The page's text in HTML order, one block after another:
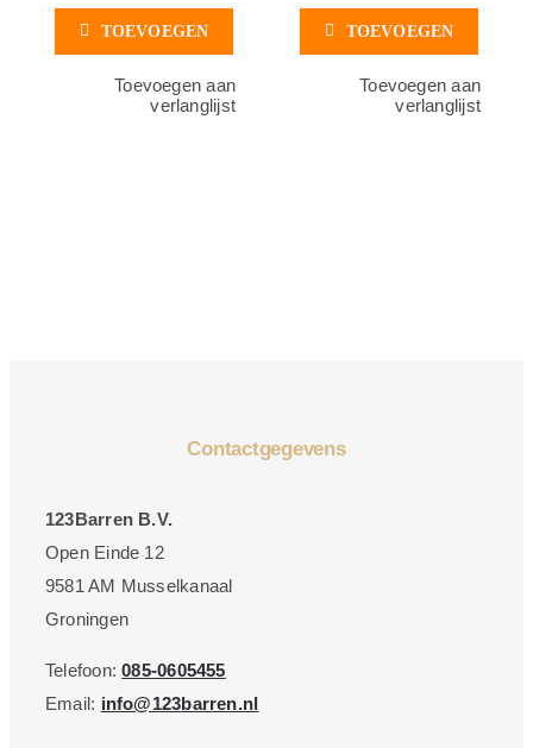
TOEVOEGEN
Toevoegen aan
verlanglijst
TOEVOEGEN
Toevoegen aan
verlanglijst
Contactgegevens
123Barren B.V.
Open Einde 12
9581 AM Musselkanaal
Groningen
Telefoon:085-0605455
Email: info@123barren.nl